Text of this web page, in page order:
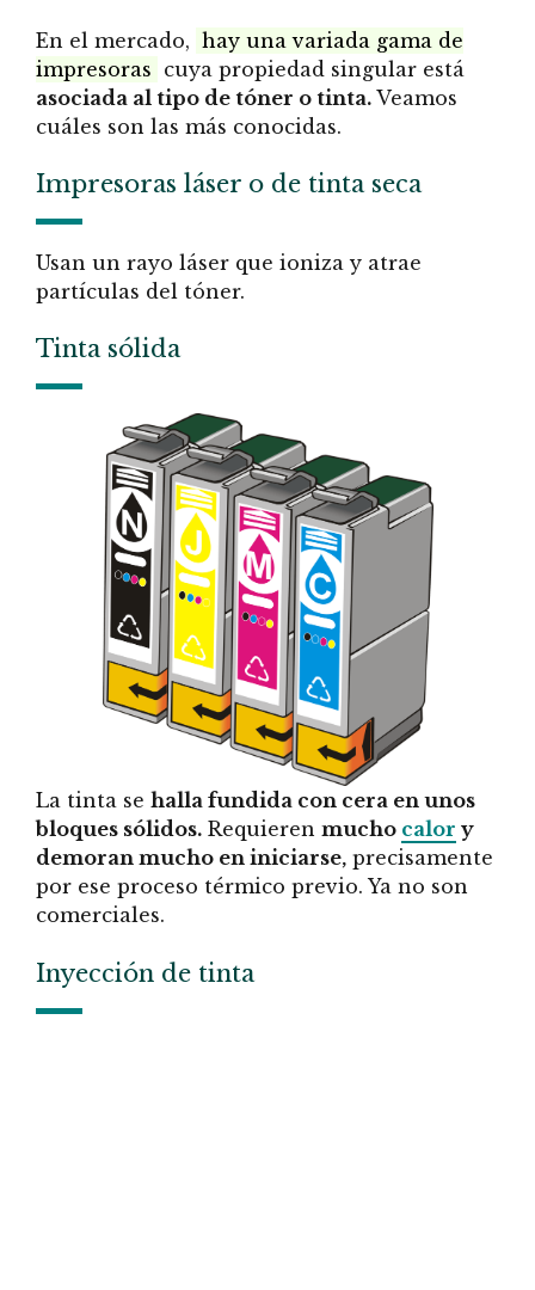
En el mercado, hay una variada gama de
impresoras cuya propiedad singular está
asociada al tipo de tóner o tinta. Veamos
cuáles son las más conocidas.
Impresoras láser o de tinta seca
Usan un rayo láser que ioniza y atrae
partículas del tóner.
Tinta sólida
La tinta se halla fundida con cera en unos
bloques sólidos. Requieren mucho calor y
demoran mucho en iniciarse, precisamente
por ese proceso térmico previo. Ya no son
comerciales.
Inyección de tinta